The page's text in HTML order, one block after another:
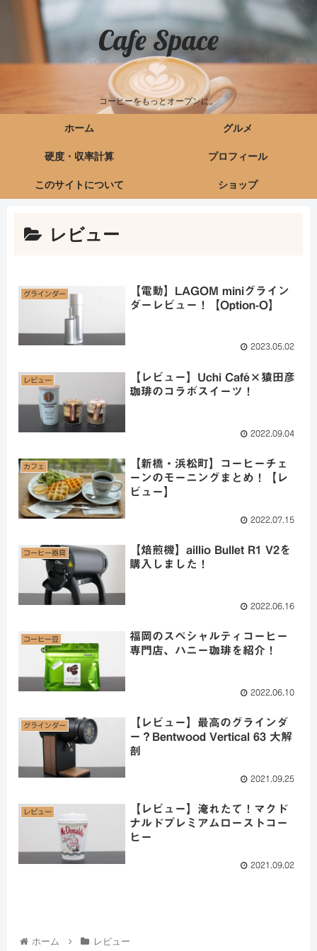
Cafe Space
コーヒーをもっとオープンに。
ホーム グルメ
硬度・収率計算 プロフィール
このサイトについて ショップ
レビュー
グラインダー
【電動】LAGOM miniグライン
ダーレビュー！【Option-O】
2023.05.02
レビュー
【レビュー】Uchi Café×猿田彦
珈琲のコラボスイーツ！
2022.09.04
カフェ
【新橋・浜松町】コーヒーチェ
ーンのモーニングまとめ！【レ
ビュー】
2022.07.15
コーヒー器具
【焙煎機】aillio Bullet R1 V2を
購入しました！
2022.06.16
コーヒー豆
福岡のスペシャルティコーヒー
専門店、ハニー珈琲を紹介！
2022.06.10
グラインダー
【レビュー】最高のグラインダ
ー？Bentwood Vertical 63 大解
剖
2021.09.25
レビュー
【レビュー】淹れたて！マクド
ナルドプレミアムローストコー
ヒー
2021.09.02
ホーム レビュー